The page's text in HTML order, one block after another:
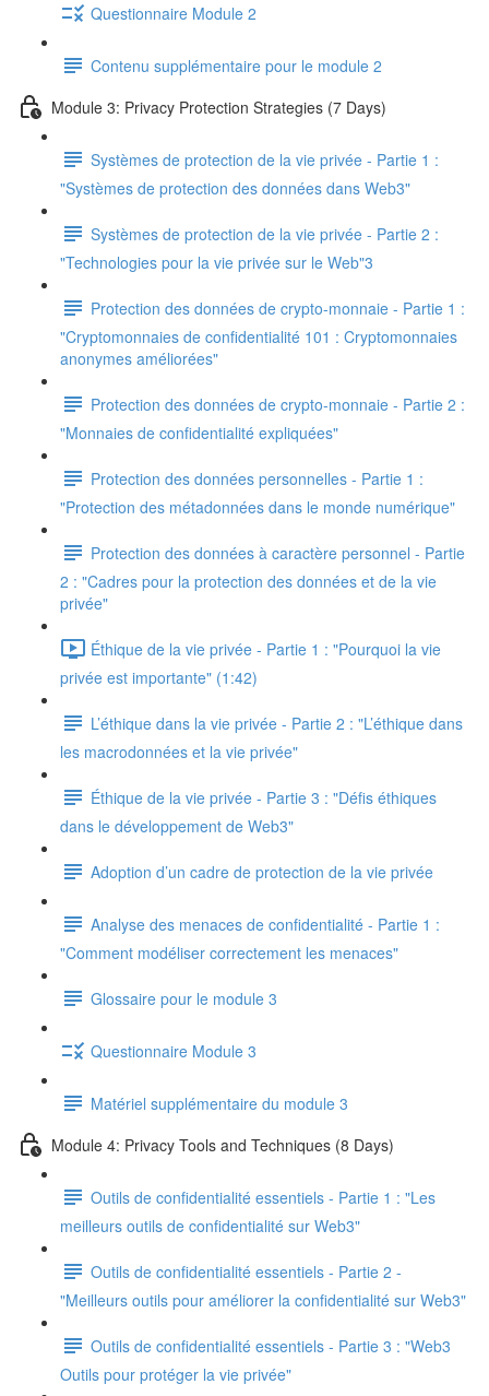
Questionnaire Module 2
Contenu supplémentaire pour le module 2
Module 3: Privacy Protection Strategies (7 Days)
Systèmes de protection de la vie privée - Partie 1 :
"Systèmes de protection des données dans Web3"
Systèmes de protection de la vie privée - Partie 2 :
"Technologies pour la vie privée sur le Web"3
Protection des données de crypto-monnaie - Partie 1 :
"Cryptomonnaies de confidentialité 101 : Cryptomonnaies
anonymes améliorées"
Protection des données de crypto-monnaie - Partie 2 :
"Monnaies de confidentialité expliquées"
Protection des données personnelles - Partie 1 :
"Protection des métadonnées dans le monde numérique"
Protection des données à caractère personnel - Partie
2 : "Cadres pour la protection des données et de la vie
privée"
Éthique de la vie privée - Partie 1 : "Pourquoi la vie
privée est importante" (1:42)
L’éthique dans la vie privée - Partie 2 : "L’éthique dans
les macrodonnées et la vie privée"
Éthique de la vie privée - Partie 3 : "Défis éthiques
dans le développement de Web3"
Adoption d’un cadre de protection de la vie privée
Analyse des menaces de confidentialité - Partie 1 :
"Comment modéliser correctement les menaces"
Glossaire pour le module 3
Questionnaire Module 3
Matériel supplémentaire du module 3
Module 4: Privacy Tools and Techniques (8 Days)
Outils de confidentialité essentiels - Partie 1 : "Les
meilleurs outils de confidentialité sur Web3"
Outils de confidentialité essentiels - Partie 2 -
"Meilleurs outils pour améliorer la confidentialité sur Web3"
Outils de confidentialité essentiels - Partie 3 : "Web3
Outils pour protéger la vie privée"